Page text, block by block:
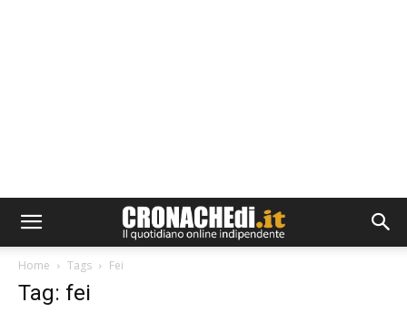
Home Tags Fei
Tag: fei